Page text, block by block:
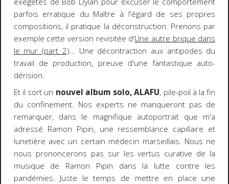
parfois erratique du Maître à l'égard de ses propres
compositions, il pratique la déconstruction. Prenons par
exemple cette version revisitée d'Une autre brique dans
le mur (part 2)... Une décontraction aux antipodes du
travail de production, preuve d'une fantastique auto-
dérision.
Et il sort un nouvel album solo, ALAFU, pile-poil à la fin
du confinement. Nos experts ne manqueront pas de
remarquer, dans le magnifique autoportrait que m'a
adressé Ramon Pipin, une ressemblance capillaire et
lunetière avec un certain médecin marseillais. Nous ne
nous prononcerons pas sur les vertus curative de la
musique de Ramon Pipin dans la lutte contre les
pandémies. Juste le temps de mettre en place une